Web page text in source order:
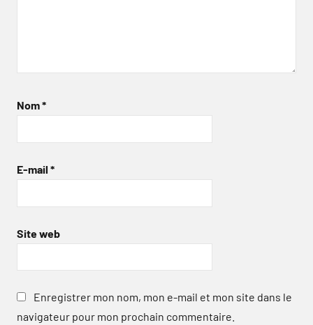
Nom*
E-mail *
Site web
Enregistrer mon nom, mon e-mail et mon site dans le
navigateur pour mon prochain commentaire.